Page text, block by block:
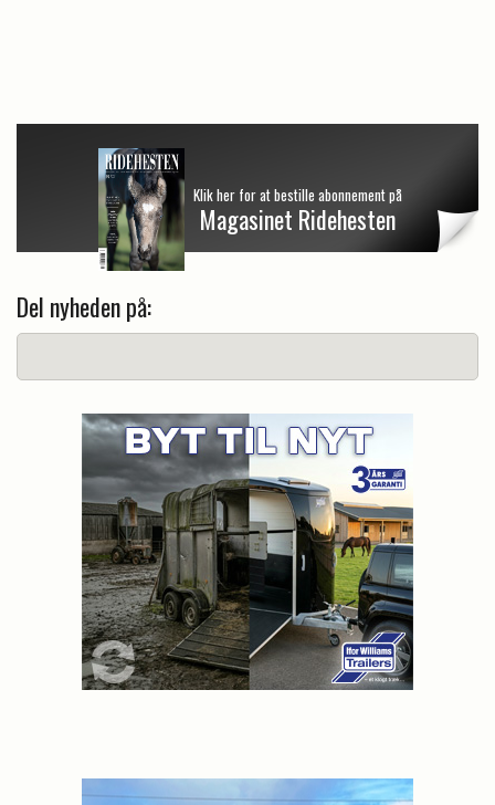
Klik her for at bestille abonnement på
Magasinet Ridehesten
Del nyheden på: